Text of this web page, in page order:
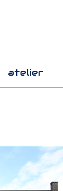
atelier